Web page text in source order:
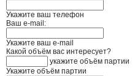
Укажите ваш телефон
Ваш e-mail:
Укажите ваш e-mail
Какой объём вас интересует?
укажите объём партии
Укажите объём партии